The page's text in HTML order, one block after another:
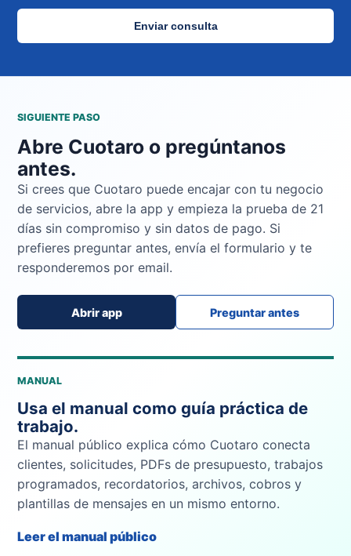
Enviar consulta
SIGUIENTE PASO
Abre Cuotaro o pregúntanos
antes.
Si crees que Cuotaro puede encajar con tu negocio
de servicios, abre la app y empieza la prueba de 21
días sin compromiso y sin datos de pago. Si
prefieres preguntar antes, envía el formulario y te
responderemos por email.
Abrir app Preguntar antes
MANUAL
Usa el manual como guía práctica de
trabajo.
El manual público explica cómo Cuotaro conecta
clientes, solicitudes, PDFs de presupuesto, trabajos
programados, recordatorios, archivos, cobros y
plantillas de mensajes en un mismo entorno.
Leer el manual público